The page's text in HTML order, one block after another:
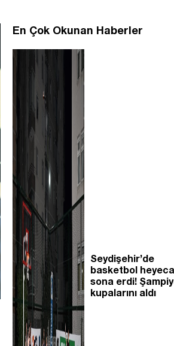
En Çok Okunan Haberler
Seydişehir’de
basketbol
sona erdi!
kupalarını aldı